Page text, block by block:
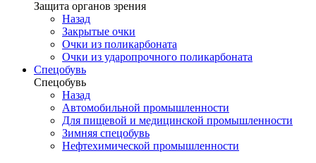
Защита органов зрения
Назад
Закрытые очки
Очки из поликарбоната
Очки из ударопрочного поликарбоната
Спецобувь
Спецобувь
Назад
Автомобильной промышленности
Для пищевой и медицинской промышленности
Зимняя спецобувь
Нефтехимической промышленности